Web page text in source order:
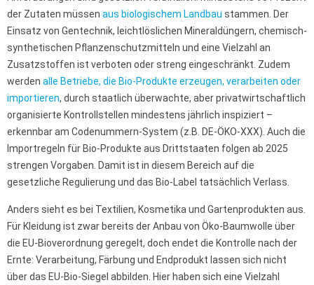
der Zutaten müssen aus biologischem Landbau stammen. Der
Einsatz von Gentechnik, leichtlöslichen Mineraldüngern, chemisch-
synthetischen Pflanzenschutzmitteln und eine Vielzahl an
Zusatzstoffen ist verboten oder streng eingeschränkt. Zudem
werden alle Betriebe, die Bio-Produkte erzeugen, verarbeiten oder
importieren, durch staatlich überwachte, aber privatwirtschaftlich
organisierte Kontrollstellen mindestens jährlich inspiziert –
erkennbar am Codenummern-System (z.B. DE-ÖKO-XXX). Auch die
Importregeln für Bio-Produkte aus Drittstaaten folgen ab 2025
strengen Vorgaben. Damit ist in diesem Bereich auf die
gesetzliche Regulierung und das Bio-Label tatsächlich Verlass.
Anders sieht es bei Textilien, Kosmetika und Gartenprodukten aus.
Für Kleidung ist zwar bereits der Anbau von Öko-Baumwolle über
die EU-Bioverordnung geregelt, doch endet die Kontrolle nach der
Ernte: Verarbeitung, Färbung und Endprodukt lassen sich nicht
über das EU-Bio-Siegel abbilden. Hier haben sich eine Vielzahl